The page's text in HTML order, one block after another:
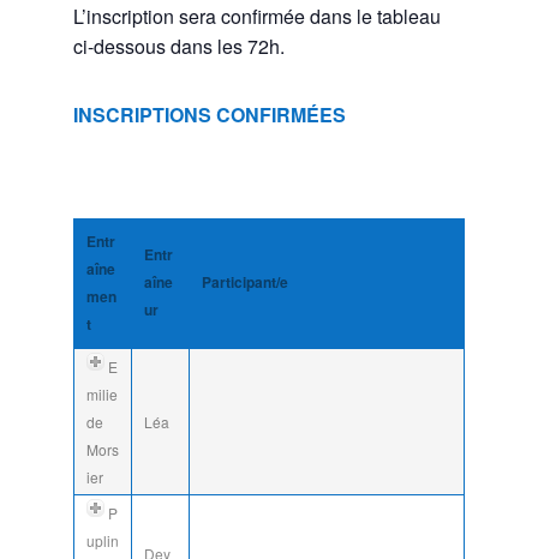
L’inscription sera confirmée dans le tableau
ci-dessous dans les 72h.
INSCRIPTIONS CONFIRMÉES
Entr
aîne
men
t
Entr
aîne
ur
Participant/e
E
milie
de
Mors
ier
Léa
P
uplin
Dey